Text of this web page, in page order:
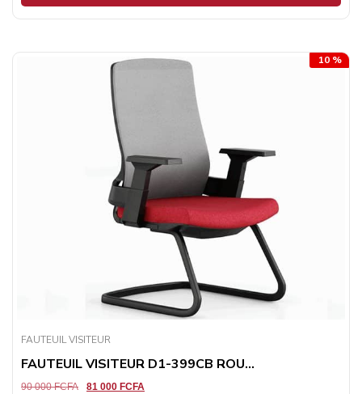
10 %
FAUTEUIL VISITEUR
FAUTEUIL VISITEUR D1-399CB ROU...
90 000FCFA 81 000 FCFA